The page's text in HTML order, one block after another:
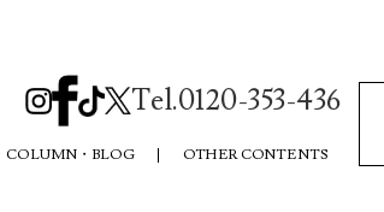
Tel.0120-353-436
COLUMN・BLOG OTHER CONTENTS